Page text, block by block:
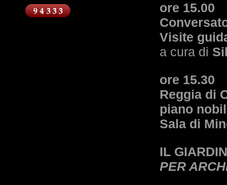
ore 15.00
Visite
a cura di
ore 15.30
Reggia di
piano
Sala di
IL
PER